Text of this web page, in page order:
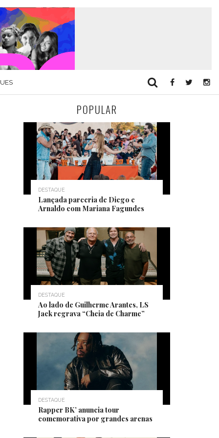
POPULAR
DESTAQUE
Lançada parceria de Diego e
Arnaldo com Mariana Fagundes
DESTAQUE
Ao lado de Guilherme Arantes, LS
Jack regrava “Cheia de Charme”
DESTAQUE
Rapper BK’ anuncia tour
comemorativa por grandes arenas